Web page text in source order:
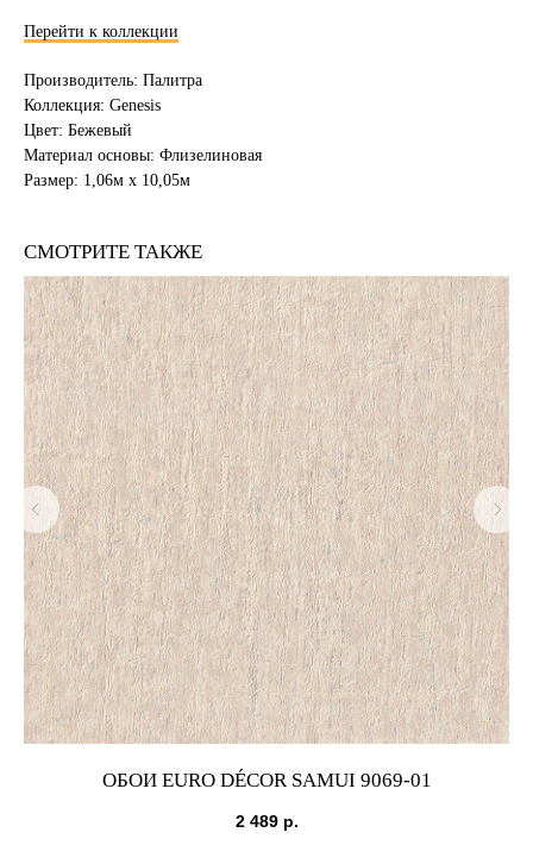
Перейти к коллекции
Производитель: Палитра
Коллекция: Genesis
Цвет: Бежевый
Материал основы: Флизелиновая
Размер: 1,06м х 10,05м
СМОТРИТЕ ТАКЖЕ
ОБОИ EURO DÉCOR SAMUI 9069-01
2 489 р.